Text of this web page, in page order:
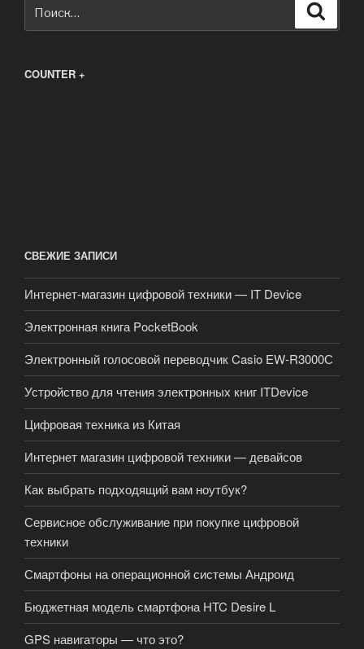
COUNTER +
СВЕЖИЕ ЗАПИСИ
Интернет-магазин цифровой техники — IT Device
Электронная книга PocketBook
Электронный голосовой переводчик Casio EW-R3000С
Устройство для чтения электронных книг ITDevice
Цифровая техника из Китая
Интернет магазин цифровой техники — девайсов
Как выбрать подходящий вам ноутбук?
Сервисное обслуживание при покупке цифровой
техники
Смартфоны на операционной системы Андроид
Бюджетная модель смартфона HTC Desire L
GPS навигаторы — что это?